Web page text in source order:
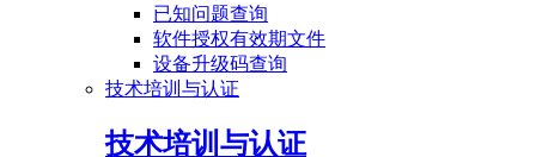
已知问题查询
软件授权有效期文件
设备升级码查询
技术培训与认证
技术培训与认证